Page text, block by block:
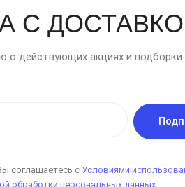
С
о действующих акциях и подборки
соглашаетесь с Условиями
обработки персональных данных.